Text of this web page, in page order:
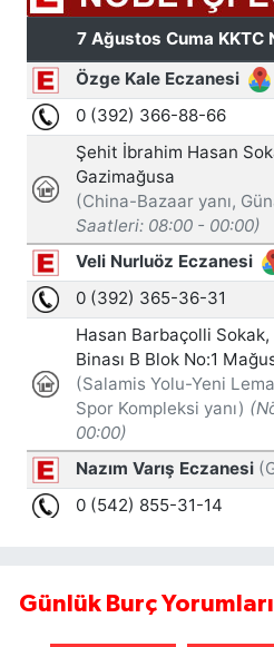
Günlük Burç Yorumları